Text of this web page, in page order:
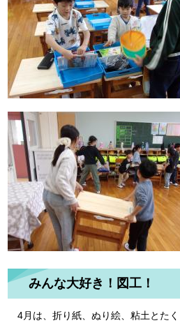
みんな大好き！図工！
4月は、折り紙、ぬり絵、粘土とたく